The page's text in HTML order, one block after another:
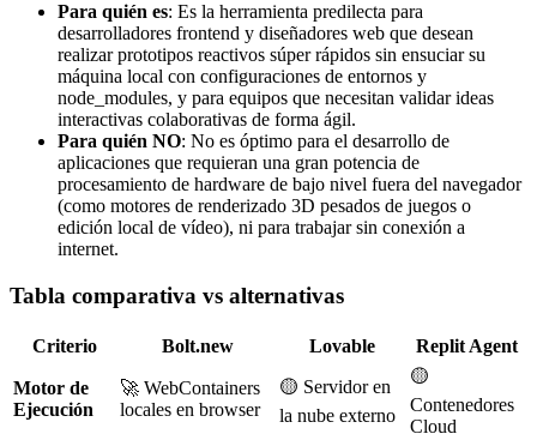
Para quién es: Es la herramienta predilecta para
desarrolladores frontend y diseñadores web que desean
realizar prototipos reactivos súper rápidos sin ensuciar su
máquina local con configuraciones de entornos y
node_modules, y para equipos que necesitan validar ideas
interactivas colaborativas de forma ágil.
Para quién NO: No es óptimo para el desarrollo de
aplicaciones que requieran una gran potencia de
procesamiento de hardware de bajo nivel fuera del navegador
(como motores de renderizado 3D pesados de juegos o
edición local de vídeo), ni para trabajar sin conexión a
internet.
Tabla comparativa vs alternativas
Criterio Bolt.new Lovable Replit Agent
Motor de
Ejecución
🚀 WebContainers
locales en browser
🟡 Servidor en
la nube externo
🟡
Contenedores
Cloud